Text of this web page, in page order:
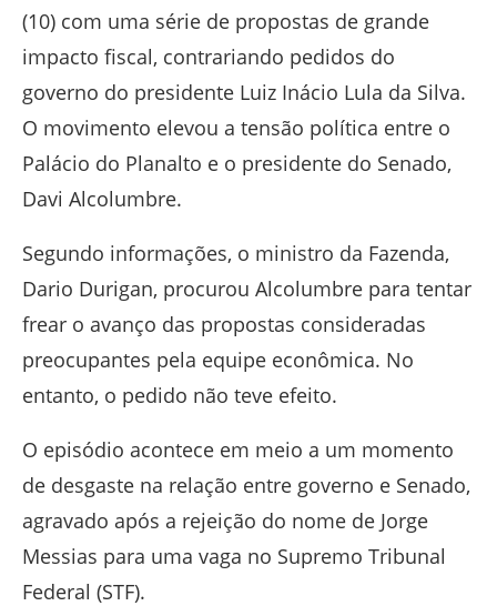
(10) com uma série de propostas de grande
impacto fiscal, contrariando pedidos do
governo do presidente Luiz Inácio Lula da Silva.
O movimento elevou a tensão política entre o
Palácio do Planalto e o presidente do Senado,
Davi Alcolumbre.
Segundo informações, o ministro da Fazenda,
Dario Durigan, procurou Alcolumbre para tentar
frear o avanço das propostas consideradas
preocupantes pela equipe econômica. No
entanto, o pedido não teve efeito.
O episódio acontece em meio a um momento
de desgaste na relação entre governo e Senado,
agravado após a rejeição do nome de Jorge
Messias para uma vaga no Supremo Tribunal
Federal (STF).